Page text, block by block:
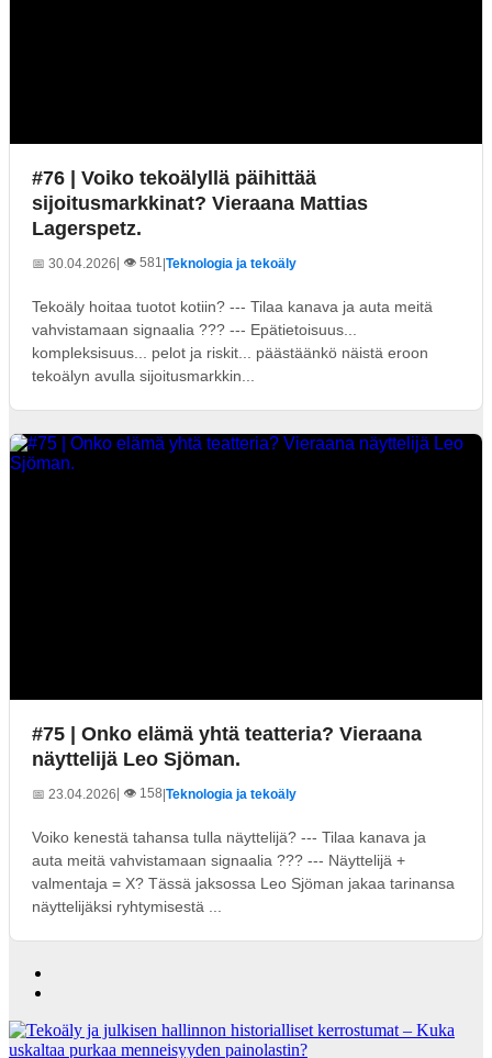
#76 | Voiko tekoälyllä päihittää
sijoitusmarkkinat? Vieraana Mattias
Lagerspetz.
📅 30.04.2026| 👁️ 581 Teknologia ja tekoäly
Tekoäly hoitaa tuotot kotiin? --- Tilaa kanava ja auta meitä
vahvistamaan signaalia ??? --- Epätietoisuus...
kompleksisuus... pelot ja riskit... päästäänkö näistä eroon
tekoälyn avulla sijoitusmarkkin...
#75 | Onko elämä yhtä teatteria? Vieraana
näyttelijä Leo Sjöman.
📅 23.04.2026| 👁️ 158 Teknologia ja tekoäly
Voiko kenestä tahansa tulla näyttelijä? --- Tilaa kanava ja
auta meitä vahvistamaan signaalia ??? --- Näyttelijä +
valmentaja = X? Tässä jaksossa Leo Sjöman jakaa tarinansa
näyttelijäksi ryhtymisestä ...